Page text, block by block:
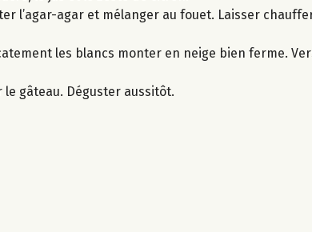
l’agar-agar et mélanger au fouet. Laisser
les blancs monter en neige bien ferme.
gâteau. Déguster aussitôt.